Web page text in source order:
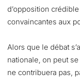
d’opposition
convaincantes aux
Alors que le débat
nationale, on peut
ne contribuera pas,